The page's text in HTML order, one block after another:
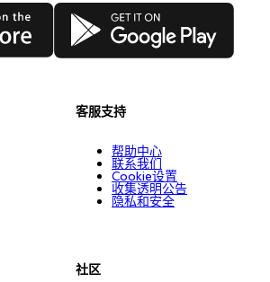
Google Play
客服支持
帮助中心
联系我们
Cookie设置
收集透明公告
隐私和安全
社区